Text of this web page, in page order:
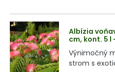
Albízia
cm, kont. 5 l
Výnimočný
strom s